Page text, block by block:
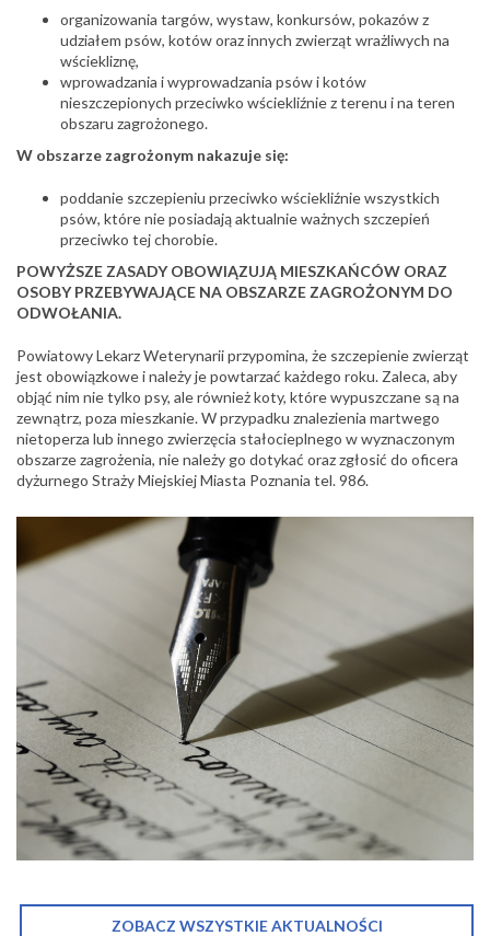
organizowania targów, wystaw, konkursów, pokazów z
udziałem psów, kotów oraz innych zwierząt wrażliwych na
wściekliznę,
wprowadzania i wyprowadzania psów i kotów
nieszczepionych przeciwko wściekliźnie z terenu i na teren
obszaru zagrożonego.
W obszarze zagrożonym nakazuje się:
poddanie szczepieniu przeciwko wściekliźnie wszystkich
psów, które nie posiadają aktualnie ważnych szczepień
przeciwko tej chorobie.
POWYŻSZE ZASADY OBOWIĄZUJĄ MIESZKAŃCÓW ORAZ
OSOBY PRZEBYWAJĄCE NA OBSZARZE ZAGROŻONYM DO
ODWOŁANIA.
Powiatowy Lekarz Weterynarii przypomina, że szczepienie zwierząt
jest obowiązkowe i należy je powtarzać każdego roku. Zaleca, aby
objąć nim nie tylko psy, ale również koty, które wypuszczane są na
zewnątrz, poza mieszkanie. W przypadku znalezienia martwego
nietoperza lub innego zwierzęcia stałocieplnego w wyznaczonym
obszarze zagrożenia, nie należy go dotykać oraz zgłosić do oficera
dyżurnego Straży Miejskiej Miasta Poznania tel. 986.
ZOBACZ WSZYSTKIE AKTUALNOŚCI